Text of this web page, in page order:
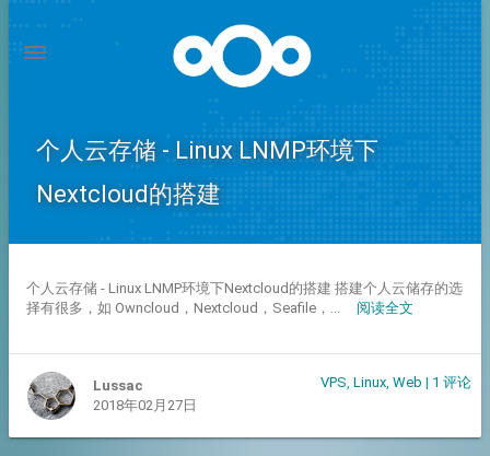
个人云存储 - Linux LNMP环境下
Nextcloud的搭建
个人云存储 - Linux LNMP环境下Nextcloud的搭建 搭建个人云储存的选
择有很多，如 Owncloud，Nextcloud，Seafile，... 阅读全文
Lussac
2018年02月27日
VPS,Linux,Web | 1 评论